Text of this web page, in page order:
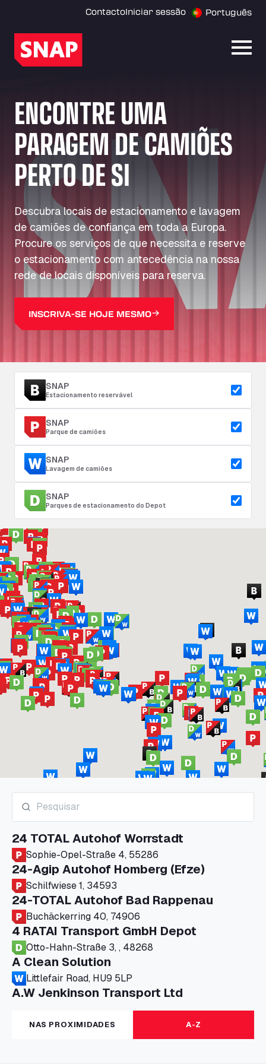
ContactoIniciar sessão Português
ENCONTRE UMA
PARAGEM DE CAMIÕES
PERTO DE SI
Descubra locais de estacionamento e lavagem
de camiões de confiança em toda a Europa.
Procure os serviços de que necessita e reserve
o estacionamento com antecedência na nossa
rede de locais disponíveis para reserva.
INSCRIVA-SE HOJE MESMO
SNAP
Estacionamento reservável
SNAP
Parque de camiões
SNAP
Lavagem de camiões
SNAP
Parques de estacionamento do Depot
24 TOTAL Autohof Worrstadt
Sophie-Opel-Straße 4, 55286
24-Agip Autohof Homberg (Efze)
Schilfwiese 1, 34593
24-TOTAL Autohof Bad Rappenau
Buchäckerring 40, 74906
4 RATAI Transport GmbH Depot
Otto-Hahn-Straße 3, , 48268
A Clean Solution
Littlefair Road, HU9 5LP
A.W Jenkinson Transport Ltd
Progress House, ME11 5GA
A+G Nettetal - Depot Parking
Am Panneschopp 7, 41334
NAS PROXIMIDADES A-Z